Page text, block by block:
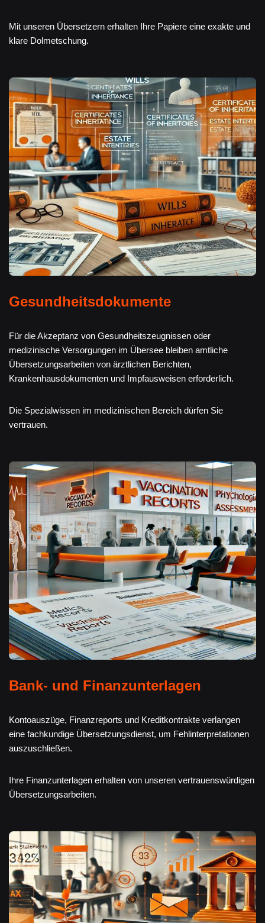
Mit unseren Übersetzern erhalten Ihre Papiere eine exakte und
klare Dolmetschung.
Gesundheitsdokumente
Für die Akzeptanz von Gesundheitszeugnissen oder
medizinische Versorgungen im Übersee bleiben amtliche
Übersetzungsarbeiten von ärztlichen Berichten,
Krankenhausdokumenten und Impfausweisen erforderlich.
Die Spezialwissen im medizinischen Bereich dürfen Sie
vertrauen.
Bank- und Finanzunterlagen
Kontoauszüge, Finanzreports und Kreditkontrakte verlangen
eine fachkundige Übersetzungsdienst, um Fehlinterpretationen
auszuschließen.
Ihre Finanzunterlagen erhalten von unseren vertrauenswürdigen
Übersetzungsarbeiten.